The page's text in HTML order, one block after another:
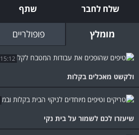
שלח לחבר שתף
מומלץ פופולריים
15:12
ולקשט מאכלים בקלות
שיעזרו לכם לשמור על בית נקי